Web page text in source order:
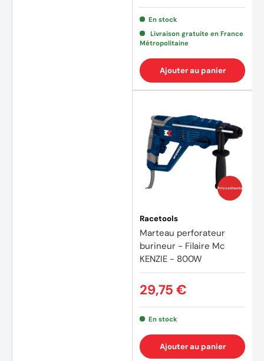
En stock
Livraison gratuite en France
Métropolitaine
Ajouter au panier
Prix coûtants
Racetools
Marteau perforateur
burineur - Filaire Mc
KENZIE - 800W
29,75 €
En stock
Ajouter au panier